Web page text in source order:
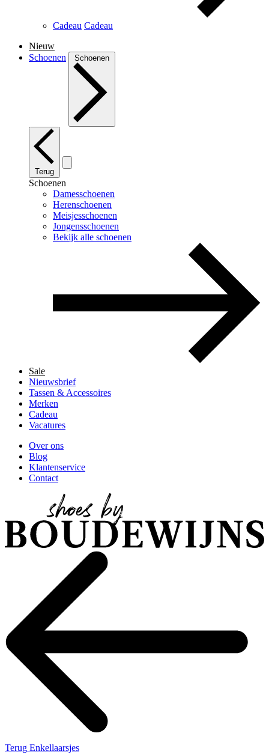
Cadeau Cadeau
Nieuw
Schoenen
Schoenen
Terug
Schoenen
Damesschoenen
Herenschoenen
Meisjesschoenen
Jongensschoenen
Bekijk alle schoenen
Sale
Nieuwsbrief
Tassen & Accessoires
Merken
Cadeau
Vacatures
Over ons
Blog
Klantenservice
Contact
Terug Enkellaarsjes